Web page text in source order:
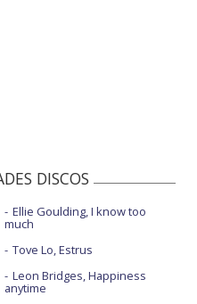
DISCOS
Ellie Goulding, I know too
much
Tove Lo, Estrus
Leon Bridges, Happiness
anytime